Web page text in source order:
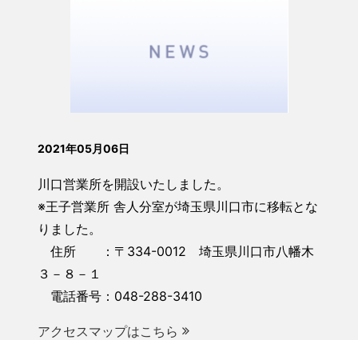
2021年05月06日
川口営業所を開設いたしました。
※王子営業所 舎人分室が埼玉県川口市に移転とな
りました。
住所 ：〒334-0012 埼玉県川口市八幡木
３－８－１
電話番号：048-288-3410
アクセスマップはこちら